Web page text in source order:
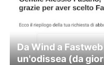
Da Wind a
un'odissea (da